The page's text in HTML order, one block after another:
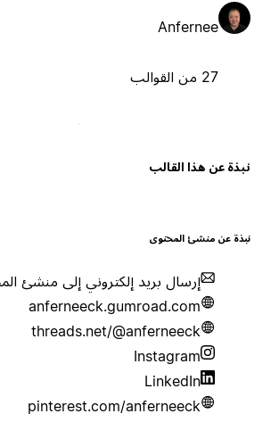
Anfernee
عن هذا القالب
عن منشئ المحتوى
إرسال بريد إلكتروني إلى منشئ المحتوى
anferneeck.gumroad.com
threads.net/@anferneeck
Instagram
LinkedIn
pinterest.com/anferneeck